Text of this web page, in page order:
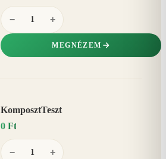
− +
MEGNÉZEM
KomposztTeszt
0 Ft
− +